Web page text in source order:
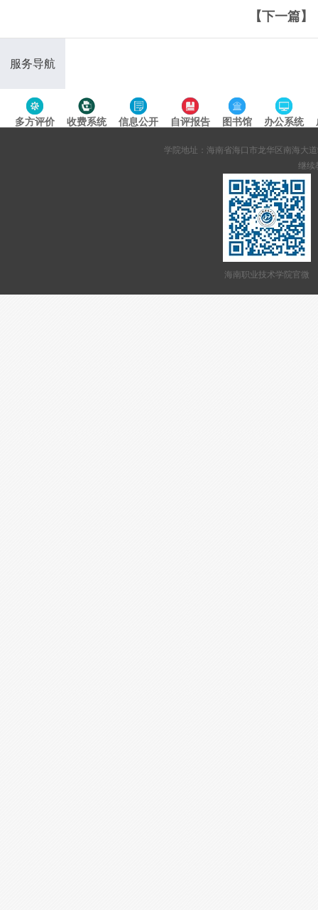
【下一篇】
服务导航
多方评价 收费系统 信息公开 自评报告 图书馆 办公系统
学院地址：海南省海口市龙华区南海大道
继续
海南职业技术学院官微